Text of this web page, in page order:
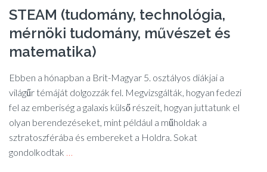
STEAM (tudomány, technológia,
mérnöki tudomány, művészet és
matematika)
Ebben a hónapban a Brit-Magyar 5. osztályos diákjai a
világűr témáját dolgozzák fel. Megvizsgálták, hogyan fedezi
fel az emberiség a galaxis külső részeit, hogyan juttatunk el
olyan berendezéseket, mint például a műholdak a
sztratoszférába és embereket a Holdra. Sokat
gondolkodtak …